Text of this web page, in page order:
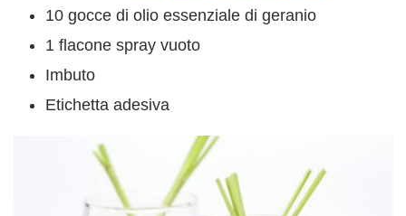
10 gocce di olio essenziale di geranio
1 flacone spray vuoto
Imbuto
Etichetta adesiva